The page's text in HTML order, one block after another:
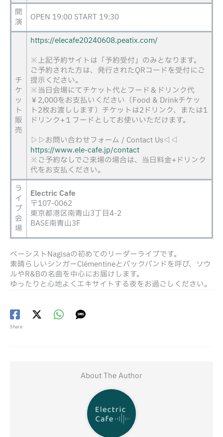
開
演
OPEN 19:00 START 19:30
チ
ケ
ッ
ト
販
売
https://elecafe20240608.peatix.com/
※上記予約サイトは「予約受付」のみとなります。
ご予約された方は、発行されたQRコードを受付にご
提示ください。
※当日会場にてチケット代とフード＆ドリンク代
￥2,000をお支払いください（Food & Drinkチケッ
ト2枚お渡しします）チケットは2ドリンク、または1
ドリンク+１フードとしてお使いいただけます。
▷▷お問い合わせフォーム / Contact Us◁◁
https://www.ele-cafe.jp/contact
※ご予約なしでご来場の場合は、当日料金+ドリンク
代をお支払ください。
ラ
イ
ブ
会
場
Electric Cafe
〒107-0062
東京都港区南青山3丁目4-2
BASE南青山3F
ベーシストNagisaの初めてのリーダーライブです。
素晴らしいシンガーClémentineとバックバンドを呼び、ソウ
ルやR&Bの名曲を中心にお届けします。
ゆったりと心地よくエキサイトする夜をお過ごしください。
Share
About The Author